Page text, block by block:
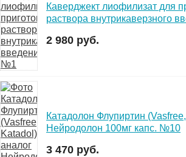
Каверджект лиофилизат для
раствора внутрикаверзного
2 980 руб.
Катадолон Флупиртин
Нейродолон 100мг капс. №10
3 470 руб.